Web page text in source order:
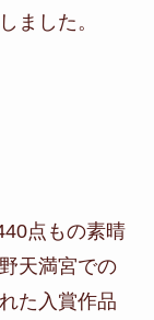
ました。
点もの素晴
天満宮での
た入賞作品